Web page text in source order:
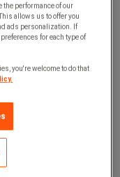
the performance of our
allows us to offer you
ads personalization. If
for each type of
you're welcome to do that